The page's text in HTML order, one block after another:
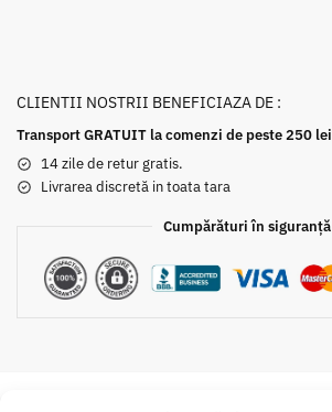
CLIENTII NOSTRII BENEFICIAZA DE :
Transport GRATUIT la comenzi de peste 250 lei
14 zile de retur gratis.
Livrarea discretă in toata tara
Cumpărături în siguranță